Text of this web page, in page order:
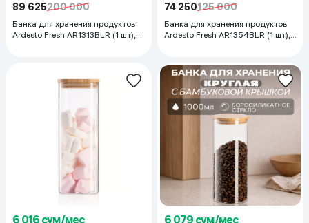
89 625200 000
Банка для хранения продуктов
Ardesto Fresh AR1313BLR (1 шт),
74 250125 000
Банка для хранения продуктов
Ardesto Fresh AR1354BLR (1 шт),
6 016 сум/мес 6 079 сум/мес